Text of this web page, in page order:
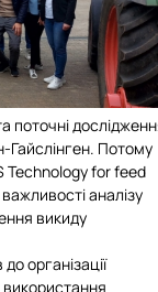
поточні
Гайслінген. Потому
Technology for feed
аналізу
викиду
організації